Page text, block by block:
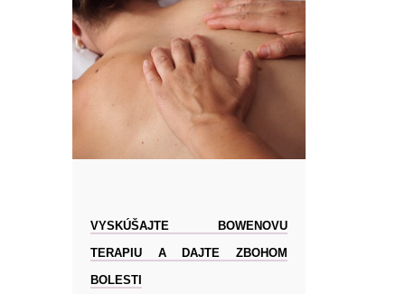
VYSKÚŠAJTE BOWENOVU
TERAPIU A DAJTE ZBOHOM
BOLESTI